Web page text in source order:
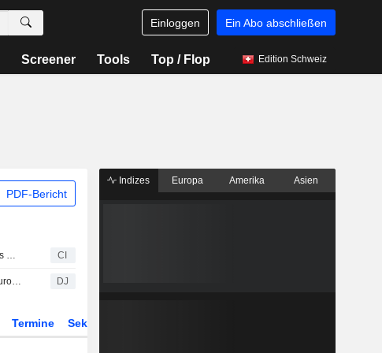
Einloggen Ein Abo abschließen
Screener Tools Top / Flop Edition Schweiz
PDF-Bericht
STEICO SE legt Ergebniszahlen für das Halbjahr bis zum 29. Juni 2026 vor CI
MORNING BRIEFING - Deutschland/Europa -2- DJ
Termine Sektor
Indizes Europa Amerika Asien